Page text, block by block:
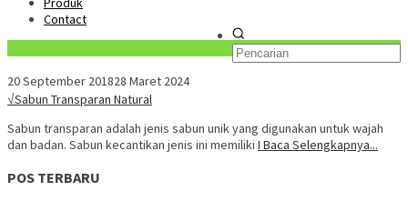
Contact
20 September 201828 Maret 2024
√Sabun Transparan Natural
Sabun transparan adalah jenis sabun unik yang digunakan untuk wajah
dan badan. Sabun kecantikan jenis ini memiliki I Baca Selengkapnya...
POS TERBARU